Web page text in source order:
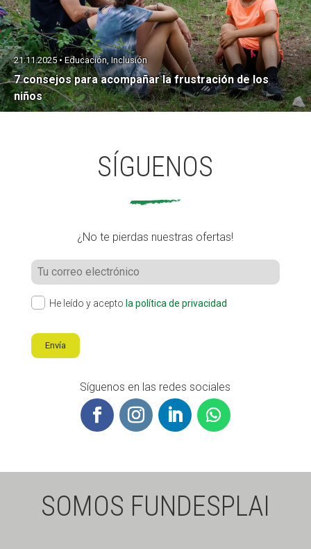
7 consejos para acompañar la frustración de los
niños
21.11.2025 • Educación, Inclusión
SÍGUENOS
¿No te pierdas nuestras ofertas!
He leído y acepto la política de privacidad
Envía
Síguenos en las redes sociales
SOMOS FUNDESPLAI